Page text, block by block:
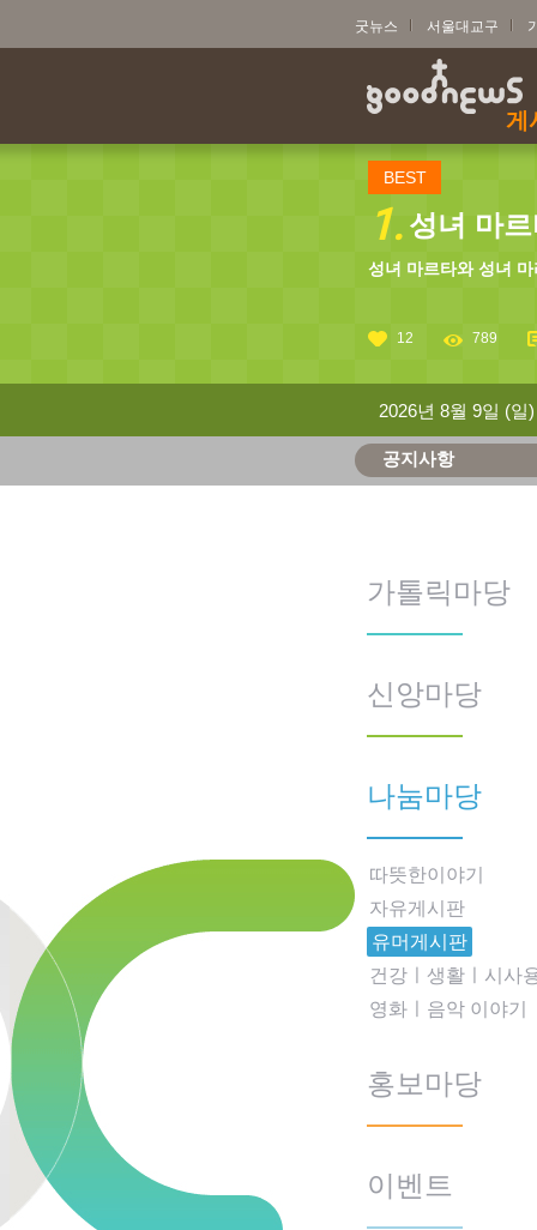
굿뉴스 서울대교구
게
BEST
1. 성녀 마
성녀 마르타와 성녀
12 789
2026년 8월 9일 (일)
공지사항
가톨릭마당
신앙마당
나눔마당
따뜻한이야기
자유게시판
유머게시판
건강ㅣ생활ㅣ시사
영화ㅣ음악 이야기
홍보마당
이벤트